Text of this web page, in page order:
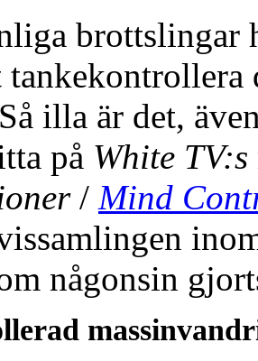
brottslingar
illa är det,
på White TV:s
/ Mind
någonsin